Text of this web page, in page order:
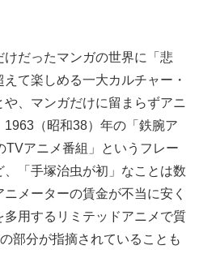
だったマンガの世界に「悲
て楽しめる一大カルチャー・
、マンガだけに留まらずアニ
1963（昭和38）年の「鉄腕ア
TVアニメ番組」というフレー
、「手塚治虫が初」なことは数
メーターの賃金が不当に安く
用するリミテッドアニメで質
部分が指摘されていることも